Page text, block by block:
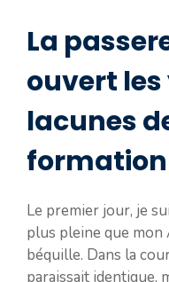
La
ouvert les
lacunes
Le premier jour, je
plus pleine que mon
béquille. Dans la
paraissait identique,